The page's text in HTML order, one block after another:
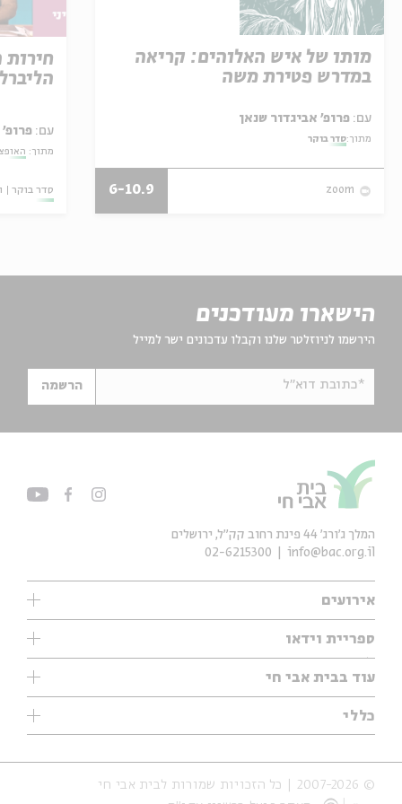
מותו של איש האלוהים: קריאה
במדרש פטירת משה
עם:
מתוך:סדר בוקר
zoom
6-10.9
עם: פרופ'
מתוך:
סדר בוקר
הישארו מעודכנים
הירשמו לניוזלטר שלנו וקבלו עדכונים ישר למייל
*כתובת דוא"ל הרשמה
אירועים
עיון
אנגלית
נוער
סדרות
אירועי עבר
ספריית וידאו
ילדים
מוזיקה
עיון
מיוחדים
עוד בבית אבי חי
תערוכות
מיוחדים
כללי
אודות
הצהרת נגישות
המלך ג'ורג' 44 פינת רחוב קק״ל, ירושלים
info@bac.org.il
02-6215300
© 2007-2026 | כל הזכויות שמורות לבית אבי חי